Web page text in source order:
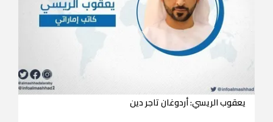
يعقوب الريسي: أردوغان تاجر دين